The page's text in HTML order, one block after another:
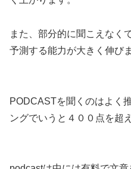
また、部分的に聞こえなく
予測する能力が大きく伸びま
PODCASTを聞くのはよく
ングでいうと４００点を超